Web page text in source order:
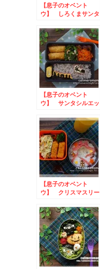
【息子のオベント
ウ】 しろくまサンタ
【息子のオベント
ウ】 サンタシルエッ
【息子のオベント
ウ】 クリスマスリー